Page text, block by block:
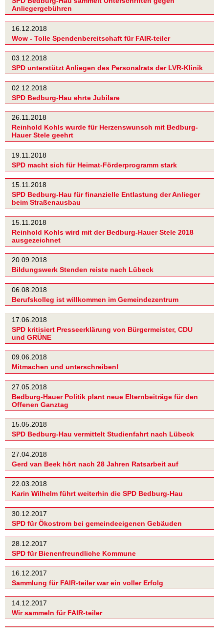
Anliegergebühren
16.12.2018
Wow - Tolle Spendenbereitschaft für FAIR-teiler
03.12.2018
SPD unterstützt Anliegen des Personalrats der LVR-Klinik
02.12.2018
SPD Bedburg-Hau ehrte Jubilare
26.11.2018
Reinhold Kohls wurde für Herzenswunsch mit Bedburg-
Hauer Stele geehrt
19.11.2018
SPD macht sich für Heimat-Förderprogramm stark
15.11.2018
SPD Bedburg-Hau für finanzielle Entlastung der Anlieger
beim Straßenausbau
15.11.2018
Reinhold Kohls wird mit der Bedburg-Hauer Stele 2018
ausgezeichnet
20.09.2018
Bildungswerk Stenden reiste nach Lübeck
06.08.2018
Berufskolleg ist willkommen im Gemeindezentrum
17.06.2018
SPD kritisiert Presseerklärung von Bürgermeister, CDU
und GRÜNE
09.06.2018
Mitmachen und unterschreiben!
27.05.2018
Bedburg-Hauer Politik plant neue Elternbeiträge für den
Offenen Ganztag
15.05.2018
SPD Bedburg-Hau vermittelt Studienfahrt nach Lübeck
27.04.2018
Gerd van Beek hört nach 28 Jahren Ratsarbeit auf
22.03.2018
Karin Wilhelm führt weiterhin die SPD Bedburg-Hau
30.12.2017
SPD für Ökostrom bei gemeindeeigenen Gebäuden
28.12.2017
SPD für Bienenfreundliche Kommune
16.12.2017
Sammlung für FAIR-teiler war ein voller Erfolg
14.12.2017
Wir sammeln für FAIR-teiler